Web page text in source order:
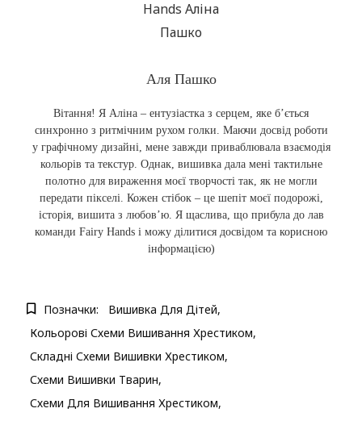
Аля Пашко
Вітання! Я Аліна – ентузіастка з серцем, яке б’ється
синхронно з ритмічним рухом голки. Маючи досвід роботи
у графічному дизайні, мене завжди приваблювала взаємодія
кольорів та текстур. Однак, вишивка дала мені тактильне
полотно для вираження моєї творчості так, як не могли
передати пікселі. Кожен стібок – це шепіт моєї подорожі,
історія, вишита з любов’ю. Я щаслива, що прибула до лав
команди Fairy Hands і можу ділитися досвідом та корисною
інформацією)
Позначки:
Вишивка Для Дітей
Кольорові Схеми Вишивання Хрестиком
Складні Схеми Вишивки Хрестиком
Схеми Вишивки Тварин
Схеми Для Вишивання Хрестиком